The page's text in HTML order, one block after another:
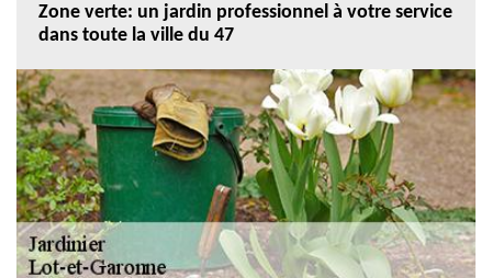
Zone verte: un jardin professionnel à votre service
dans toute la ville du 47